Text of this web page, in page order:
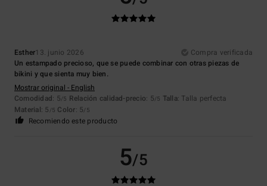
Esther13. junio 2026
Compra verificada
Un estampado precioso, que se puede combinar con otras piezas de
bikini y que sienta muy bien.
Mostrar original - English
Comodidad: 5/5 Relación calidad-precio: 5/5 Talla: Talla perfecta
Material: 5 /5 Color: 5/5
Recomiendo este producto
5/5